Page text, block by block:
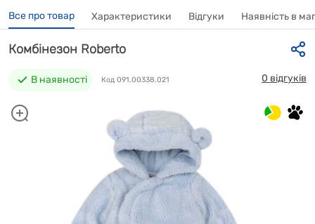
Все про товар Характеристики Відгуки Наявність в
Комбінезон Roberto
В наявності Код 091.00338.021 0 відгуків